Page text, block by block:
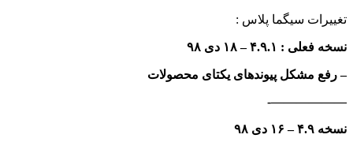
تغییرات سیگما پلاس :
نسخه فعلی : ۴.۹.۱ – ۱۸ دی ۹۸
– رفع مشکل پیوندهای یکتای محصولات
——————-
نسخه ۴.۹ – ۱۶ دی ۹۸